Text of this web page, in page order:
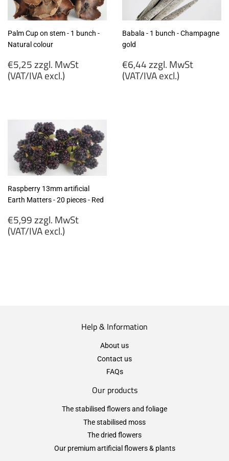
Palm Cup on stem - 1 bunch -
Natural colour
Regular
price
€5,25 zzgl. MwSt
(VAT/IVA excl.)
MwSt
(VAT/IVA
excl.)
Babala - 1 bunch - Champagne
gold
Regular
price
€6,44 zzgl. MwSt
(VAT/IVA excl.)
Raspberry 13mm artificial
Earth Matters - 20 pieces - Red
Regular
price
€5,99 zzgl. MwSt
(VAT/IVA excl.)
Help & Information
About us
Contact us
FAQs
Our products
The stabilised flowers and foliage
The stabilised moss
The dried flowers
Our premium artificial flowers & plants